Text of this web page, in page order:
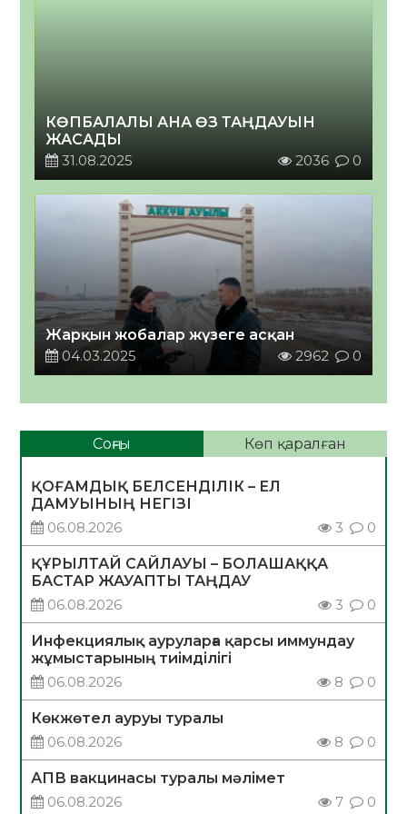
КӨПБАЛАЛЫ АНА ӨЗ ТАҢДАУЫН
ЖАСАДЫ
31.08.2025
2036 0
Жарқын жобалар жүзеге асқан
04.03.2025
2962 0
Соңғы Көп қаралған
ҚОҒАМДЫҚ БЕЛСЕНДІЛІК – ЕЛ
ДАМУЫНЫҢ НЕГІЗІ
06.08.2026
3 0
ҚҰРЫЛТАЙ САЙЛАУЫ – БОЛАШАҚҚА
БАСТАР ЖАУАПТЫ ТАҢДАУ
06.08.2026
3 0
Инфекциялық ауруларға қарсы иммундау
жұмыстарының тиімділігі
06.08.2026
8 0
Көкжөтел ауруы туралы
06.08.2026
8 0
АПВ вакцинасы туралы мәлімет
06.08.2026
7 0